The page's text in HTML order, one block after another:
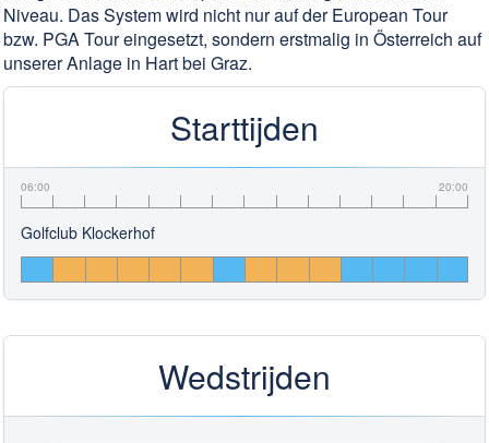
Niveau. Das System wird nicht nur auf der European Tour
bzw. PGA Tour eingesetzt, sondern erstmalig in Österreich auf
unserer Anlage in Hart bei Graz.
Starttijden
06:00 20:00
Golfclub Klockerhof
Wedstrijden